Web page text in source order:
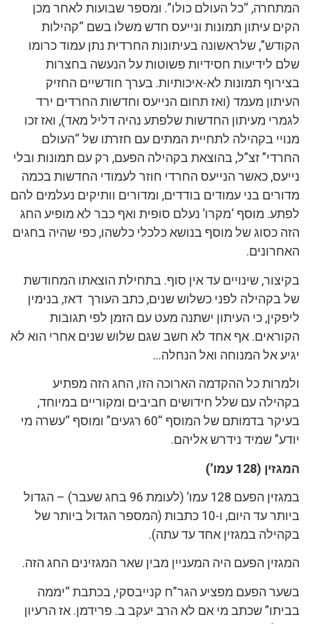
המתחרה, “כל העולם כולו”. ומספר שבועות לאחר מכן
הקים עיתון תמונות ונייעס חדש משלו בשם “קהילות
הקודש”, שלראשונה בעיתונות החרדית נתן עמוד כרומו
שלם לידיעות חסידיות פשוטות על הנעשה בחצרות
בצירוף תמונות לא-איכותיות. בערך חודשיים החזיק
העיתון מעמד (ואז תחום הנייעס וחדשות החרדים ירד
לגמרי מעיתון החדשות שלפתע נהיה דליל מאד), ואז זכו
מנויי בקהילה לתחיית המתים עם חזרתו של “העולם
החרדי” זצ”ל, בהוצאת בקהילה הפעם, רק עם תמונות ובלי
נייעס, כאשר הנייעס החרדי חוזר לעמודי החדשות בכמה
מדורים בני עמודים בודדים, ומדורים וותיקים נעלמים להם
לפתע. מוסף ‘מקרו’ נעלם סופית ואף כבר לא מופיע החג
הזה כסוג של מוסף בנושא כלכלי כלשהו, כפי שהיה בחגים
האחרונים.
בקיצור, שינויים עד אין סוף. בתחילת הוצאתו המחודשת
של בקהילה לפני כשלוש שנים, כתב העורך דאז, בנימין
ליפקין, כי העיתון ישתנה מעט עם הזמן לפי תגובות
הקוראים. אף אחד לא חשב שגם שלוש שנים אחרי הוא לא
יגיע אל המנוחה ואל הנחלה…
ולמרות כל ההקדמה הארוכה הזו, החג הזה מפתיע
בקהילה עם שלל חידושים חביבים ומקוריים במיוחד,
בעיקר בדמותם של המוסף “60 רגעים” ומוסף “עשרה מי
יודע” שמיד נידרש אליהם.
המגזין (128 עמו’)
במגזין הפעם 128 עמו’ (לעומת 96 בחג שעבר) – הגדול
ביותר עד היום, ו-10 כתבות (המספר הגדול ביותר של
בקהילה במגזין אחד עד עתה).
המגזין הפעם היה המעניין מבין שאר המגזינים החג הזה.
בשער הפעם מפציע הגר”ח קנייבסקי, בכתבת “יממה
בביתו” שכתב מי אם לא הרב יעקב ב. פרידמן. אז הרעיון